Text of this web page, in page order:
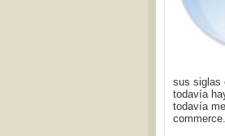
sus siglas
todavía
todavía
commerce.